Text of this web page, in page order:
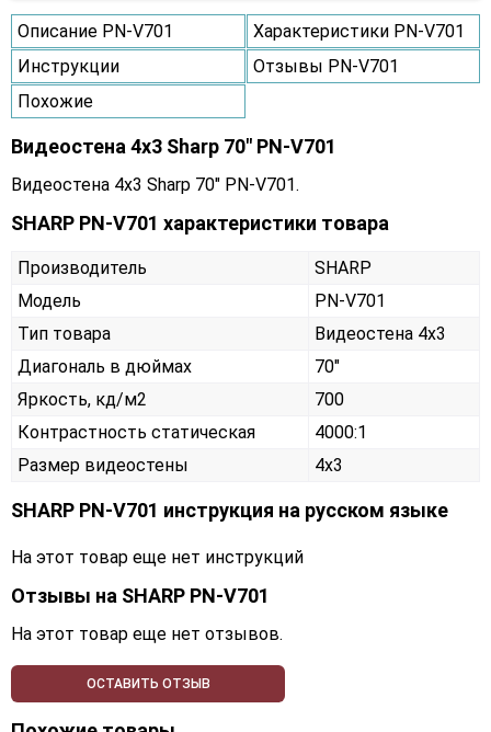
Описание PN-V701
Характеристики PN-V701
Инструкции
Отзывы PN-V701
Похожие
Видеостена 4x3 Sharp 70" PN-V701
Видеостена 4x3 Sharp 70" PN-V701.
SHARP PN-V701 характеристики товара
Производитель
SHARP
Модель
PN-V701
Тип товара
Видеостена 4х3
Диагональ в дюймах
70"
Яркость, кд/м2
700
Контрастность статическая
4000:1
Размер видеостены
4x3
SHARP PN-V701 инструкция на русском языке
На этот товар еще нет инструкций
Отзывы на SHARP PN-V701
На этот товар еще нет отзывов.
ОСТАВИТЬ ОТЗЫВ